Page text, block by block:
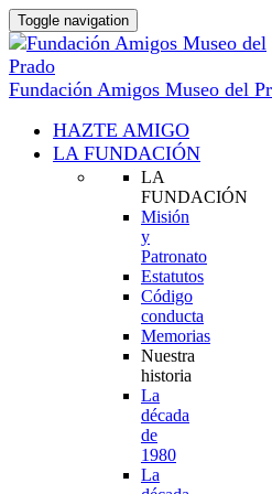
Toggle navigation
Fundación Amigos Museo del
HAZTE AMIGO
LA FUNDACIÓN
LA
FUNDACIÓN
Misión
y
Patronato
Estatutos
Código
conducta
Memorias
Nuestra
historia
La
década
de
1980
La